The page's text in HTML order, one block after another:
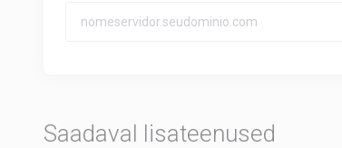
Saadaval lisateenused